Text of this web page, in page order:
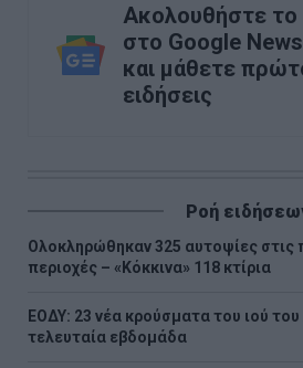
Ακολουθήστε
στο Google News
και μάθετε
ειδήσεις
Ροή
Ολοκληρώθηκαν 325 αυτοψίες στις
περιοχές – «Κόκκινα» 118 κτίρια
ΕΟΔΥ: 23 νέα κρούσματα του ιού
τελευταία εβδομάδα